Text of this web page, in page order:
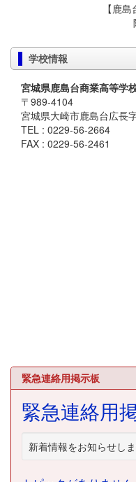
【鹿
学校情報
宮城県鹿島台商業高等学
〒989-4104
宮城県大崎市鹿島台広長
TEL : 0229-56-2664
FAX : 0229-56-2461
緊急連絡用掲示板
緊急連絡用
新着情報をお知らせしま